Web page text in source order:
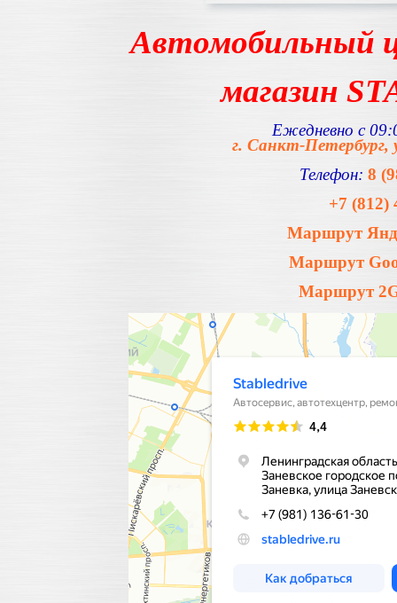
Автомобильный
магазин
Ежедневно с
г. Санкт-Петербург,
Телефон: 8
+7 (812)
Маршрут
Маршрут
Маршрут